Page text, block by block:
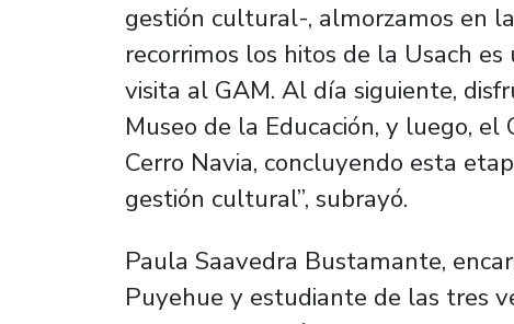
gestión cultural-, almorzamos en
recorrimos los hitos de la Usach es
visita al GAM. Al día siguiente,
Museo de la Educación, y luego,
Cerro Navia, concluyendo esta
gestión cultural”, subrayó.
Paula Saavedra Bustamante,
Puyehue y estudiante de las tres